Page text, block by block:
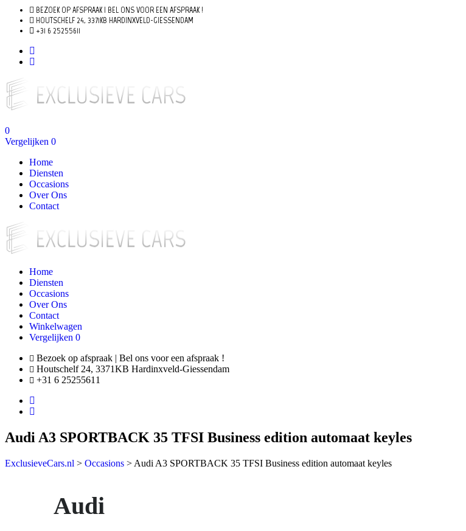
BEZOEK OP AFSPRAAK | BEL ONS VOOR EEN AFSPRAAK !
HOUTSCHELF 24, 3371KB HARDINXVELD-GIESSENDAM
+31 6 25255611
0
Vergelijken 0
Home
Diensten
Occasions
Over Ons
Contact
Home
Diensten
Occasions
Over Ons
Contact
Winkelwagen
Vergelijken 0
Bezoek op afspraak | Bel ons voor een afspraak !
Houtschelf 24, 3371KB Hardinxveld-Giessendam
+31 6 25255611
Audi A3 SPORTBACK 35 TFSI Business edition automaat keyles
ExclusieveCars.nl > Occasions > Audi A3 SPORTBACK 35 TFSI Business edition automaat keyles
Audi